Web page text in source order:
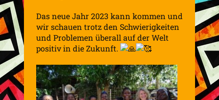
Das neue Jahr 2023 kann kommen und
wir schauen trotz den Schwierigkeiten
und Problemen überall auf der Welt
positiv in die Zukunft.